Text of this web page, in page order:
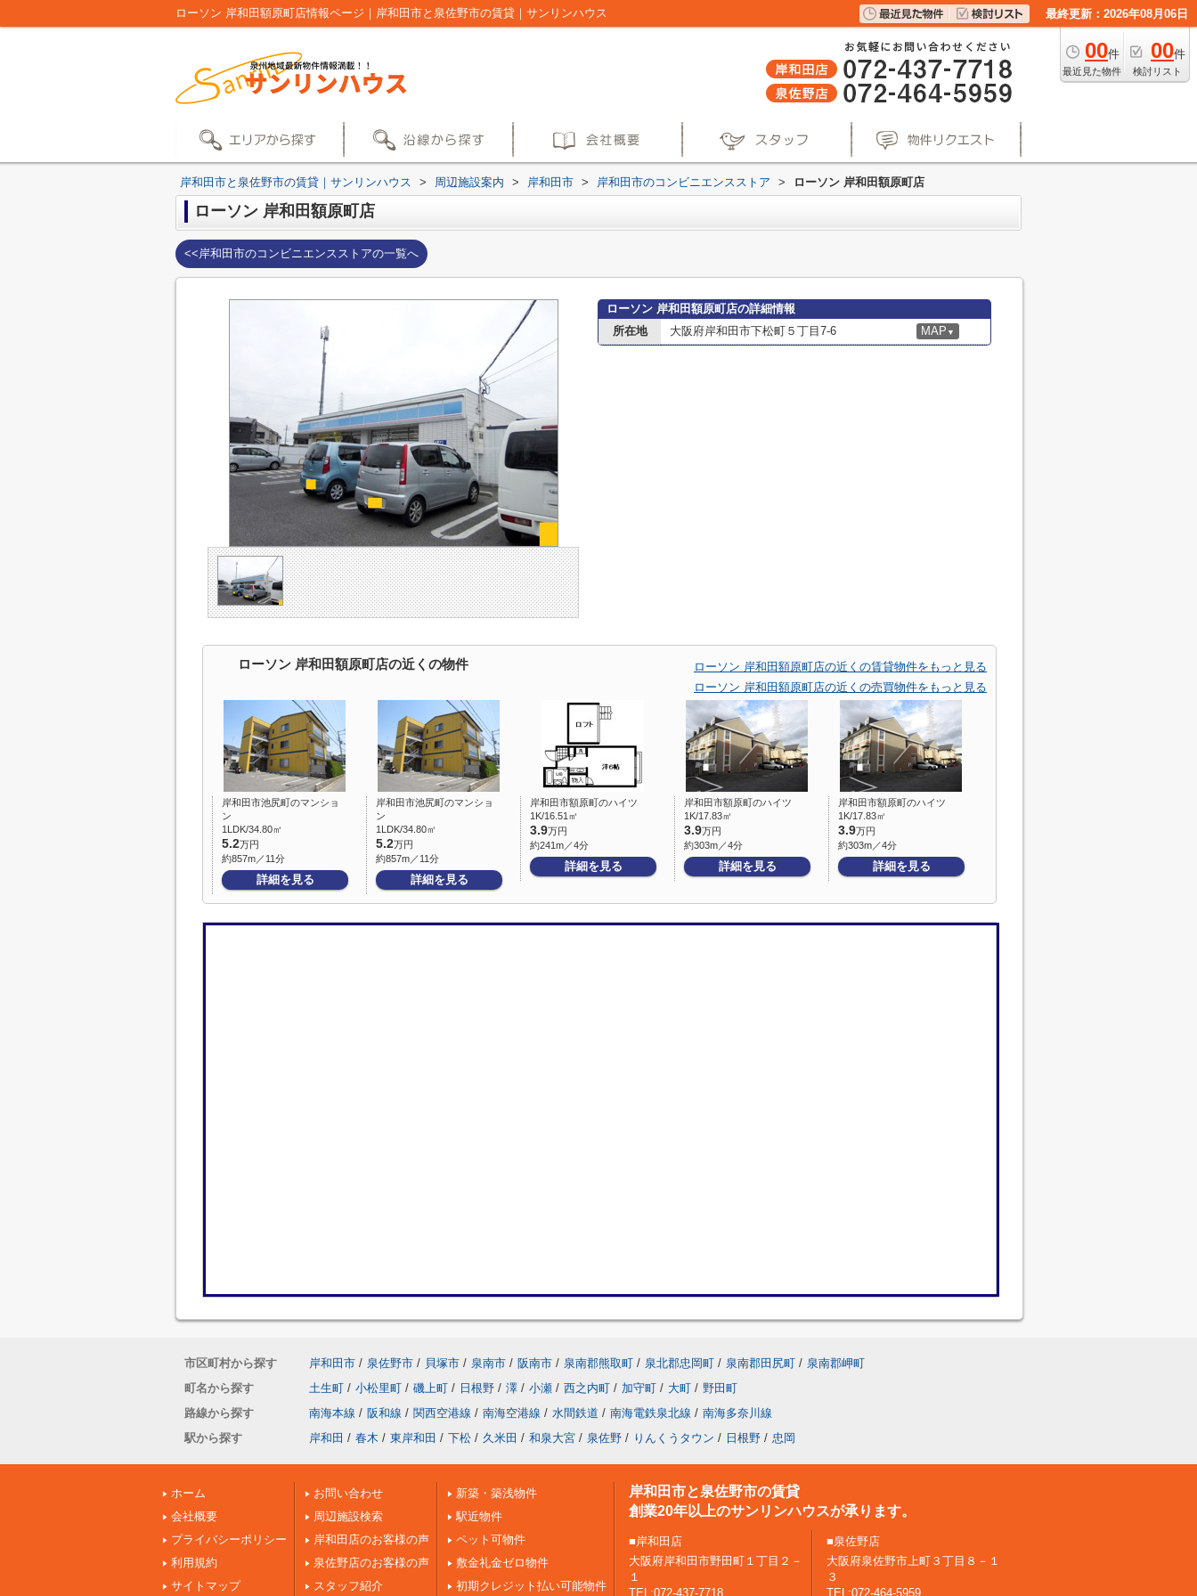
ローソン 岸和田額原町店情報ページ｜岸和田市と泉佐野市の賃貸｜サンリンハウス 最終更新：2026年08月06日
00件
最近見た物件
00件
検討リスト
岸和田市と泉佐野市の賃貸｜サンリンハウス > 周辺施設案内 > 岸和田市 > 岸和田市のコンビニエンスストア > ローソン 岸和田額原町店
ローソン 岸和田額原町店
<<岸和田市のコンビニエンスストアの一覧へ
ローソン 岸和田額原町店の詳細情報
所在地
大阪府岸和田市下松町５丁目7-6 MAP ▼
ローソン 岸和田額原町店の近くの物件
ローソン 岸和田額原町店の近くの賃貸物件をもっと見る
ローソン 岸和田額原町店の近くの売買物件をもっと見る
岸和田市池尻町のマンショ
ン
1LDK/34.80㎡
5.2万円
約857m／11分
詳細を見る
岸和田市池尻町のマンショ
ン
1LDK/34.80㎡
5.2万円
約857m／11分
詳細を見る
岸和田市額原町のハイツ
1K/16.51㎡
3.9万円
約241m／4分
詳細を見る
岸和田市額原町のハイツ
1K/17.83㎡
3.9万円
約303m／4分
詳細を見る
岸和田市額原町のハイツ
1K/17.83㎡
3.9万円
約303m／4分
詳細を見る
市区町村から探す 岸和田市 / 泉佐野市 / 貝塚市 / 泉南市 / 阪南市 / 泉南郡熊取町 / 泉北郡忠岡町 / 泉南郡田尻町 / 泉南郡岬町
町名から探す
土生町 / 小松里町 / 磯上町 / 日根野 / 澤 / 小瀬 / 西之内町 / 加守町 / 大町 / 野田町
路線から探す
南海本線 / 阪和線 / 関西空港線 / 南海空港線 / 水間鉄道 / 南海電鉄泉北線 / 南海多奈川線
駅から探す
岸和田 / 春木 / 東岸和田 / 下松 / 久米田 / 和泉大宮 / 泉佐野 / りんくうタウン / 日根野 / 忠岡
ホーム
会社概要
プライバシーポリシー
利用規約
サイトマップ
お問い合わせ
周辺施設検索
岸和田店のお客様の声
泉佐野店のお客様の声
スタッフ紹介
新築・築浅物件
駅近物件
ペット可物件
敷金礼金ゼロ物件
初期クレジット払い可能物件
岸和田市と泉佐野市の賃貸
創業20年以上のサンリンハウスが承ります。
■岸和田店
大阪府岸和田市野田町１丁目２－
１
TEL:072-437-7718
■泉佐野店
大阪府泉佐野市上町３丁目８－１
３
TEL:072-464-5959